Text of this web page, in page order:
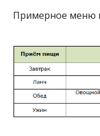
Примерное меню